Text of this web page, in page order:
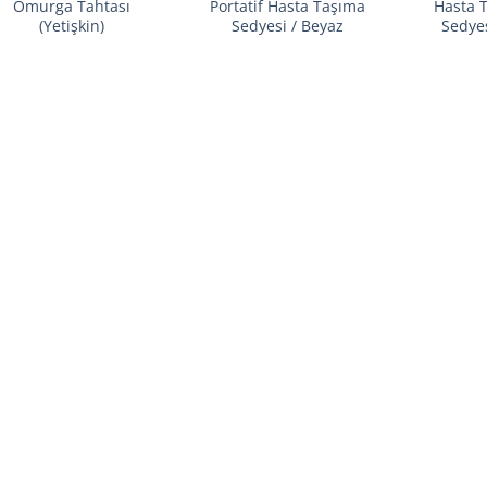
Omurga Tahtası
(Yetişkin)
Portatif Hasta Taşıma
Sedyesi / Beyaz
Hasta